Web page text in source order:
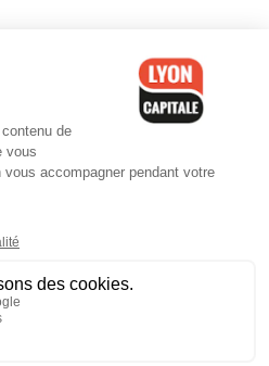
légales-CGV-Politique de